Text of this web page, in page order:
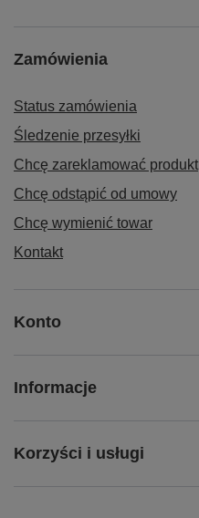
Zamówienia
Status zamówienia
Śledzenie przesyłki
Chcę zareklamować produkt
Chcę odstąpić od umowy
Chcę wymienić towar
Kontakt
Konto
Informacje
Korzyści i usługi